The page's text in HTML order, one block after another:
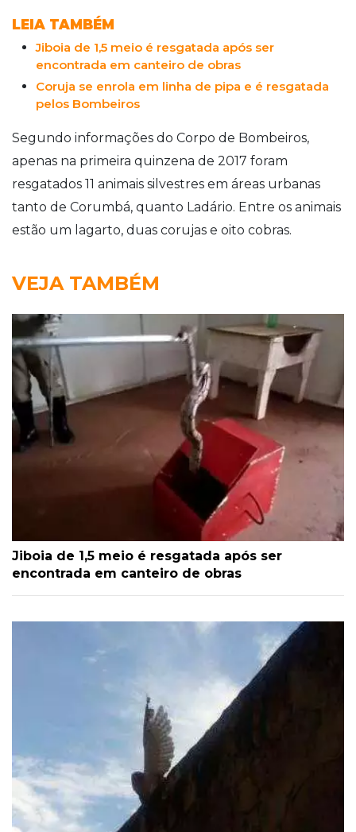
LEIA TAMBÉM
Jiboia de 1,5 meio é resgatada após ser
encontrada em canteiro de obras
Coruja se enrola em linha de pipa e é resgatada
pelos Bombeiros
Segundo informações do Corpo de Bombeiros,
apenas na primeira quinzena de 2017 foram
resgatados 11 animais silvestres em áreas urbanas
tanto de Corumbá, quanto Ladário. Entre os animais
estão um lagarto, duas corujas e oito cobras.
VEJA TAMBÉM
Jiboia de 1,5 meio é resgatada após ser
encontrada em canteiro de obras